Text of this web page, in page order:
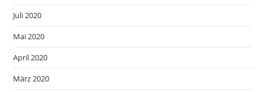
Juli 2020
Mai 2020
April 2020
März 2020